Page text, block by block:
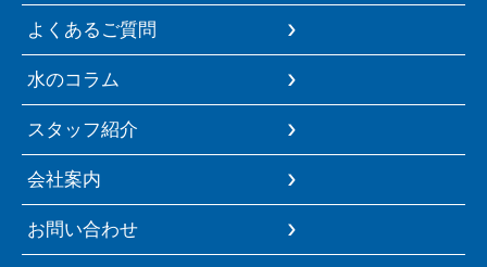
よくあるご質問
水のコラム
スタッフ紹介
会社案内
お問い合わせ